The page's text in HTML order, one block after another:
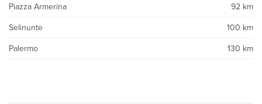
Piazza Armerina 92 km
Selinunte 100 km
Palermo 130 km